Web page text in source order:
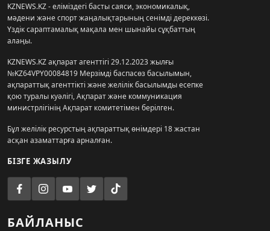
KZNEWS.KZ - еліміздегі басты саяси, экономикалық,
мәдени және спорт жаңалықтарының сенімді дереккөзі.
Үздік сараптамалық мақала мен шынайы сұқбаттың
алаңы.
KZNEWS.KZ ақпарат агенттігі 29.12.2023 жылғы
№KZ64VPY00084819 Мерзімді баспасөз басылымын,
ақпараттық агенттікті және желілік басылымды есепке
қою туралы куәлігі, Ақпарат және коммуникация
министрлігінің Ақпарат комитетімен берілген.
Бұл желілік ресурстың ақпараттық өнімдері 18 жастан
асқан азаматтарға арналған.
БІЗГЕ ЖАЗЫЛУ
БАЙЛАНЫС